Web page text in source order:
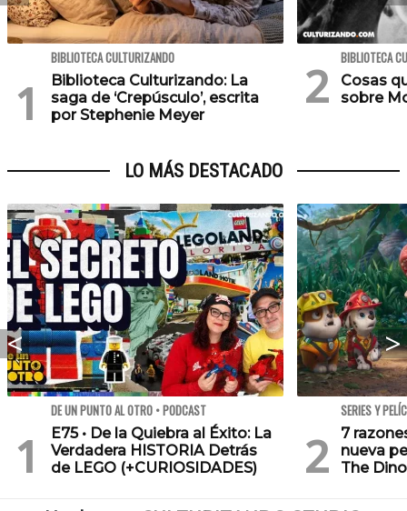
BIBLIOTECA CULTURIZANDO
Biblioteca Culturizando: La
saga de ‘Crepúsculo’, escrita
por Stephenie Meyer
BIBLIOTECA
Cosas
sobre
LO MÁS DESTACADO
DE UN PUNTO AL OTRO • PODCAST
E75 • De la Quiebra al Éxito: La
Verdadera HISTORIA Detrás
de LEGO (+CURIOSIDADES)
SERIES Y
7
nueva
The